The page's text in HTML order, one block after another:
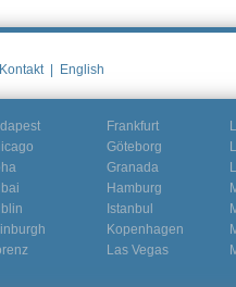
Kontakt English
Frankfurt
Göteborg
Granada
Hamburg
Istanbul
Kopenhagen
Las Vegas